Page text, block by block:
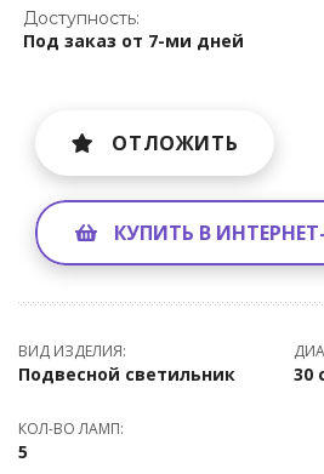
Доступность:
Под заказ от 7-ми дней
ОТЛОЖИТЬ
КУПИТЬ В
ВИД ИЗДЕЛИЯ:
Подвесной светильник 30
КОЛ-ВО ЛАМП:
5